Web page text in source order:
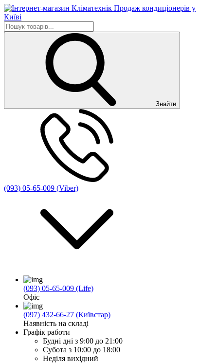
Знайти
(093) 05-65-009 (Viber)
(093) 05-65-009 (Life)
Офіс
(097) 432-66-27 (Київстар)
Наявність на складі
Графік работи
Будні дні з 9:00 до 21:00
Субота з 10:00 до 18:00
Неділя вихідний